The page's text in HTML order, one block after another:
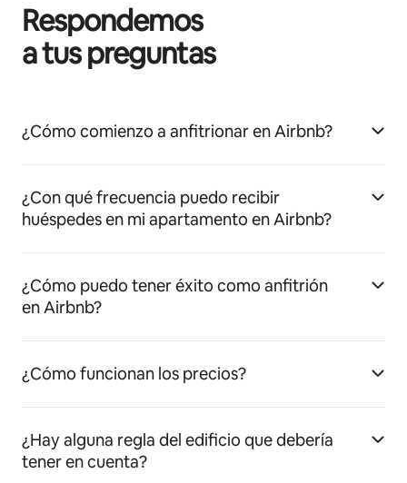
Respondemos
a tus preguntas
¿Cómo comienzo a anfitrionar en Airbnb?
¿Con qué frecuencia puedo recibir
huéspedes en mi apartamento en Airbnb?
¿Cómo puedo tener éxito como anfitrión
en Airbnb?
¿Cómo funcionan los precios?
¿Hay alguna regla del edificio que debería
tener en cuenta?